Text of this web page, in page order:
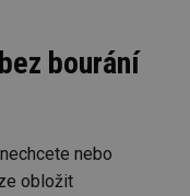
bourání
nebo
obložit